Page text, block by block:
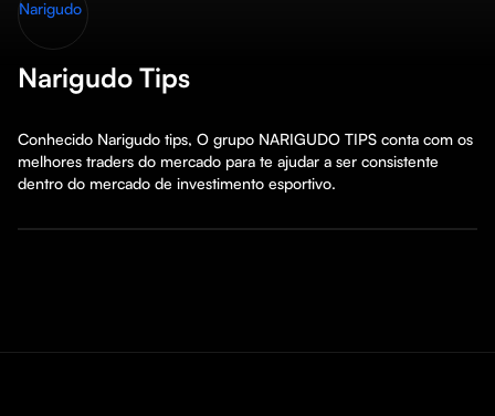
Narigudo Tips
Conhecido Narigudo tips, O grupo NARIGUDO TIPS conta com os
melhores traders do mercado para te ajudar a ser consistente
dentro do mercado de investimento esportivo.